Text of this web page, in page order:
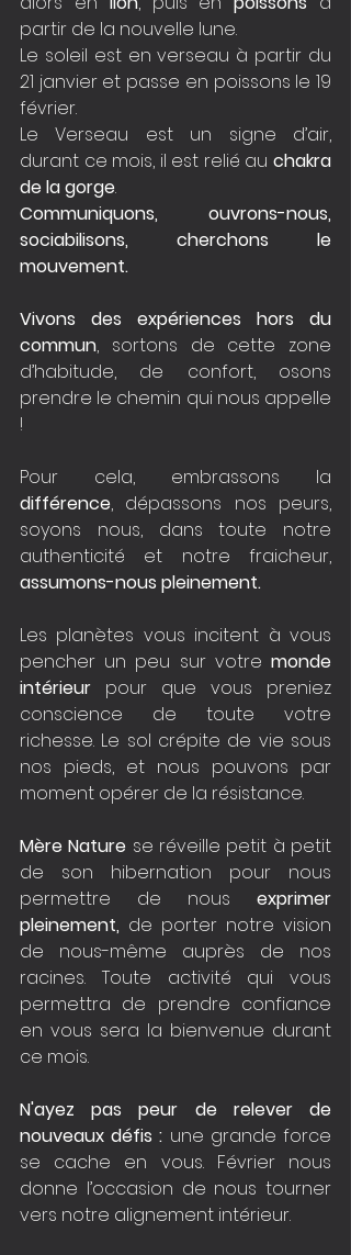
partir de la nouvelle lune.
Le soleil est en verseau à partir du
21 janvier et passe en poissons le 19
février.
Le Verseau est un signe d’air,
durant ce mois, il est relié au chakra
de la gorge.
Communiquons, ouvrons-nous,
sociabilisons, cherchons le
mouvement.
Vivons des expériences hors du
commun, sortons de cette zone
d’habitude, de confort, osons
prendre le chemin qui nous appelle
!
différence, dépassons nos peurs,
soyons nous, dans toute notre
assumons-nous pleinement.
Les planètes vous incitent à vous
pencher un peu sur votre monde
intérieur pour que vous preniez
conscience de toute votre
richesse. Le sol crépite de vie sous
nos pieds, et nous pouvons par
moment opérer de la résistance.
Mère Nature se réveille petit à petit
de son hibernation pour nous
permettre de nous exprimer
pleinement, de porter notre vision
de nous-même auprès de nos
racines. Toute activité qui vous
permettra de prendre confiance
en vous sera la bienvenue durant
ce mois.
N'ayez pas peur de relever de
nouveaux défis : une grande force
se cache en vous. Février nous
donne l’occasion de nous tourner
vers notre alignement intérieur.